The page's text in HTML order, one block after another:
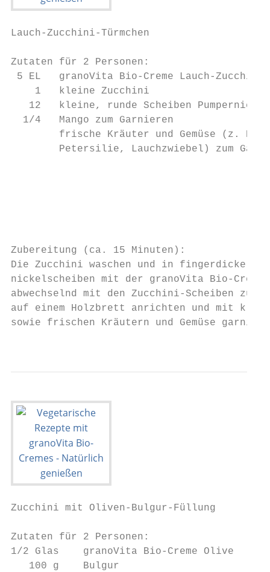
Lauch-Zucchini-Türmchen
Zutaten für 2 Personen:
5 EL   granoVita Bio-Creme Lauch-
1   kleine Zucchini
12   kleine, runde Scheiben
1/4   Mango zum Garnieren
frische Kräuter und Gemüse (z. B.
Petersilie, Lauchzwiebel) zum
Zubereitung (ca. 15 Minuten):
Die Zucchini waschen und in fingerdicke
nickelscheiben mit der granoVita Bio-
abwechselnd mit den Zucchini-Scheiben zu
auf einem Holzbrett anrichten und mit klein
sowie frischen Kräutern und Gemüse
Zucchini mit Oliven-Bulgur-Füllung
Zutaten für 2 Personen:
1/2 Glas    granoVita Bio-Creme Olive
100 g    Bulgur